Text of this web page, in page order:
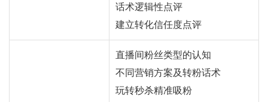
话术逻辑性点评
建立转化信任度点评
直播间粉丝类型的认知
不同营销方案及转粉话术
玩转秒杀精准吸粉